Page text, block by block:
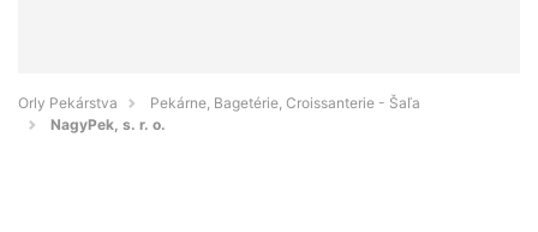
Orly Pekárstva
Pekárne, Bagetérie, Croissanterie - Šaľa
NagyPek, s. r. o.